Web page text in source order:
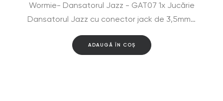
Wormie- Dansatorul Jazz - GAT07 1x Jucărie
Dansatorul Jazz cu conector jack de 3,5mm…
ADAUGĂ ÎN COȘ